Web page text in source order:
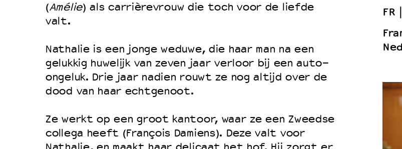
EDUCATIE
Filmprogramma’s Primair Onderwijs
Filmprogramma’s VO/MBO
Speciale educatieprogramma’s
OVER LANTARENVENSTER
Wat we doen
(Amélie) als carrièrevrouw die toch voor de liefde
valt.
Nathalie is een jonge weduwe, die haar man na een
gelukkig huwelijk van zeven jaar verloor bij een auto-
ongeluk. Drie jaar nadien rouwt ze nog altijd over de
dood van haar echtgenoot.
Ze werkt op een groot kantoor, waar ze een Zweedse
collega heeft (François Damiens). Deze valt voor
FR